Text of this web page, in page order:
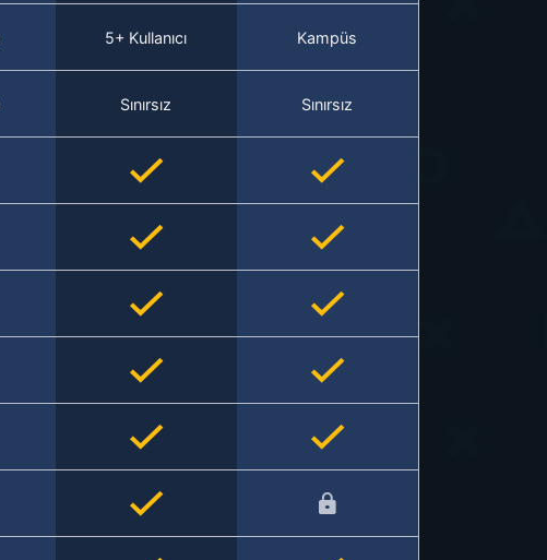
5+ Kullanıcı Kampüs
Sınırsız Sınırsız